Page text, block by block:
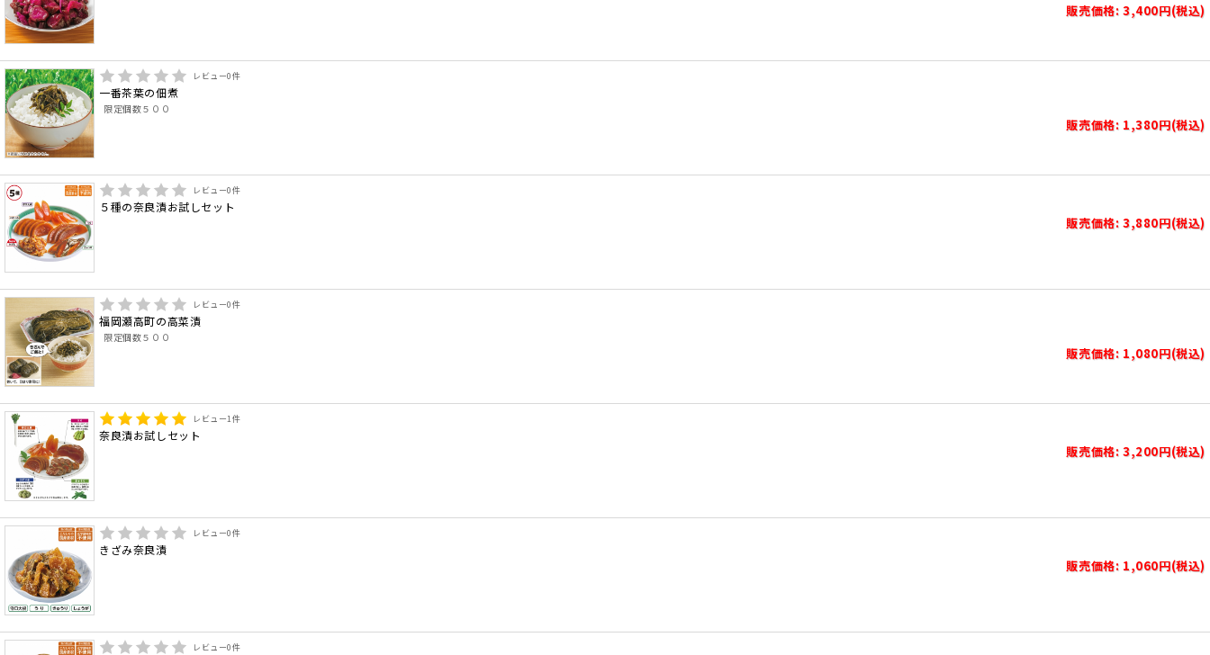
販売価格: 3,400円(税込)
レビュー0件
一番茶葉の佃煮
限定個数５００
販売価格: 1,380円(税込)
レビュー0件
５種の奈良漬お試しセット
販売価格: 3,880円(税込)
レビュー0件
福岡瀬高町の高菜漬
限定個数５００
販売価格: 1,080円(税込)
レビュー1件
奈良漬お試しセット
販売価格: 3,200円(税込)
レビュー0件
きざみ奈良漬
販売価格: 1,060円(税込)
レビュー0件